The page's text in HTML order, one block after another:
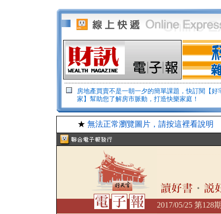
房地產買賣不是一朝一夕的簡單課題，快訂閱【好
家】幫助您了解房市脈動，打造快樂家庭！
★ 無法正常瀏覽圖片，請按這裡看說明
2017/05/25 第